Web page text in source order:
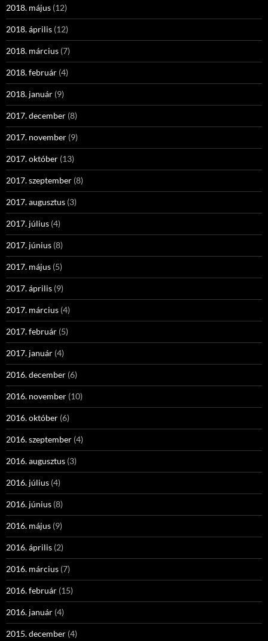
2018. május (12)
2018. április (12)
2018. március (7)
2018. február (4)
2018. január (9)
2017. december (8)
2017. november (9)
2017. október (13)
2017. szeptember (8)
2017. augusztus (3)
2017. július (4)
2017. június (8)
2017. május (5)
2017. április (9)
2017. március (4)
2017. február (5)
2017. január (4)
2016. december (6)
2016. november (10)
2016. október (6)
2016. szeptember (4)
2016. augusztus (3)
2016. július (4)
2016. június (8)
2016. május (9)
2016. április (2)
2016. március (7)
2016. február (15)
2016. január (4)
2015. december (4)